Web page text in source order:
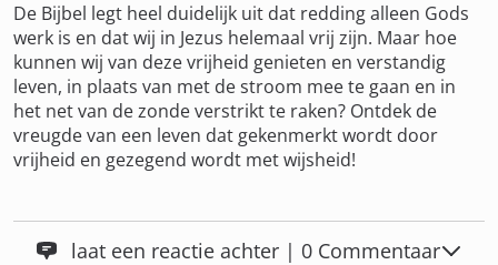
De Bijbel legt heel duidelijk uit dat redding alleen Gods
werk is en dat wij in Jezus helemaal vrij zijn. Maar hoe
kunnen wij van deze vrijheid genieten en verstandig
leven, in plaats van met de stroom mee te gaan en in
het net van de zonde verstrikt te raken? Ontdek de
vreugde van een leven dat gekenmerkt wordt door
vrijheid en gezegend wordt met wijsheid!
laat een reactie achter | 0 Commentaar